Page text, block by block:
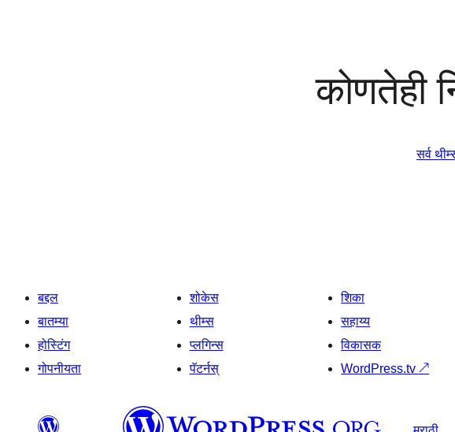
कोणतेही
सर्व
बद्दल
बातम्या
होस्टिंग
गोपनीयता
शोकेस
थीम्स
प्लगिन्स
पॅटर्नस्
शिका
सहाय्य
विकासक
WordPress.tv↗